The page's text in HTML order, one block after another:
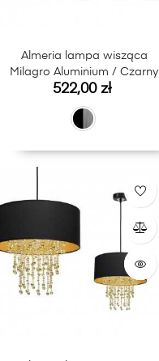
Almeria lampa wisząca
Milagro Aluminium / Czarny
Cena
522,00 zł